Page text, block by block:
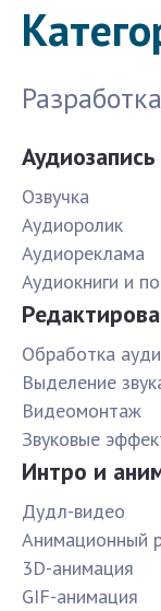
Озвучка
Аудиоролик
Аудиореклама
Аудиокниги и
Обработка
Выделение
Видеомонтаж
Звуковые
Интро и
Дудл-видео
Анимационный
3D-анимация
GIF-анимация